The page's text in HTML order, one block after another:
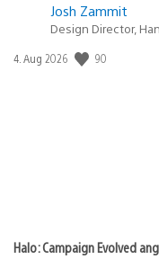
Josh Zammit
Design Director,
Veröffentlichungsdatum:
4. Aug 2026 90
Halo: Campaign Evolved